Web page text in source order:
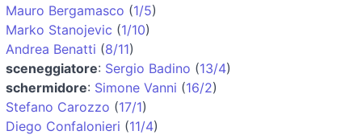
Mauro Bergamasco (1/5)
Marko Stanojevic (1/10)
Andrea Benatti (8/11)
sceneggiatore: Sergio Badino (13/4)
schermidore: Simone Vanni (16/2)
Stefano Carozzo (17/1)
Diego Confalonieri (11/4)